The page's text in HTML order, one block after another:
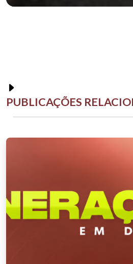
PUBLICAÇÕES